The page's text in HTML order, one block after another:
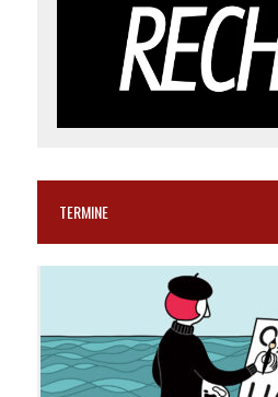
TERMINE